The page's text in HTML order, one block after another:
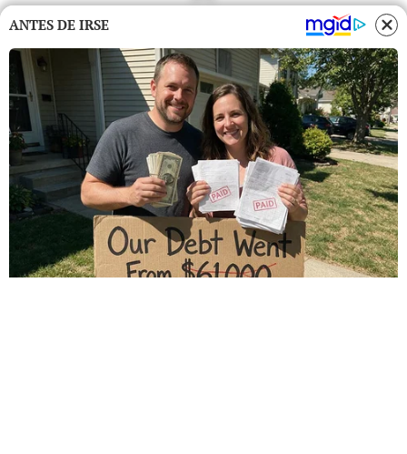
ANTES DE IRSE